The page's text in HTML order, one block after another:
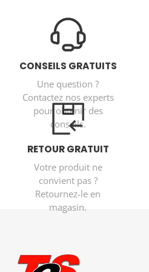
CONSEILS GRATUITS
Une question ?
Contactez nos experts
pour obtenir des
conseils.
RETOUR GRATUIT
Votre produit ne
convient pas ?
Retournez-le en
magasin.